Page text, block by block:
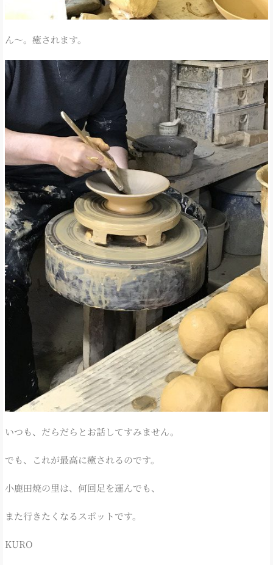
ん～。癒されます。
いつも、だらだらとお話してすみません。
でも、これが最高に癒されるのです。
小鹿田焼の里は、何回足を運んでも、
また行きたくなるスポットです。
KURO